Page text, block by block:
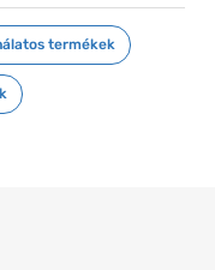
termékek